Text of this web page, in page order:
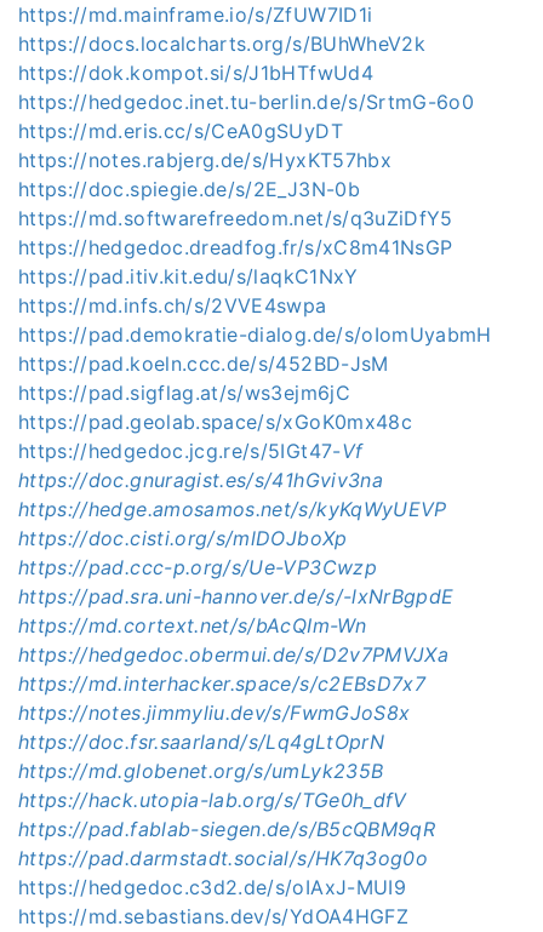
https://md.mainframe.io/s/ZfUW7ID1i
https://docs.localcharts.org/s/BUhWheV2k
https://dok.kompot.si/s/J1bHTfwUd4
https://hedgedoc.inet.tu-berlin.de/s/SrtmG-6o0
https://md.eris.cc/s/CeA0gSUyDT
https://notes.rabjerg.de/s/HyxKT57hbx
https://doc.spiegie.de/s/2E_J3N-0b
https://md.softwarefreedom.net/s/q3uZiDfY5
https://hedgedoc.dreadfog.fr/s/xC8m41NsGP
https://pad.itiv.kit.edu/s/laqkC1NxY
https://md.infs.ch/s/2VVE4swpa
https://pad.demokratie-dialog.de/s/oIomUyabmH
https://pad.koeln.ccc.de/s/452BD-JsM
https://pad.sigflag.at/s/ws3ejm6jC
https://pad.geolab.space/s/xGoK0mx48c
https://hedgedoc.jcg.re/s/5IGt47-Vf
https://doc.gnuragist.es/s/41hGviv3na
https://hedge.amosamos.net/s/kyKqWyUEVP
https://doc.cisti.org/s/mlDOJboXp
https://pad.ccc-p.org/s/Ue-VP3Cwzp
https://pad.sra.uni-hannover.de/s/-lxNrBgpdE
https://md.cortext.net/s/bAcQIm-Wn
https://hedgedoc.obermui.de/s/D2v7PMVJXa
https://md.interhacker.space/s/c2EBsD7x7
https://notes.jimmyliu.dev/s/FwmGJoS8x
https://doc.fsr.saarland/s/Lq4gLtOprN
https://md.globenet.org/s/umLyk235B
https://hack.utopia-lab.org/s/TGe0h_dfV
https://pad.fablab-siegen.de/s/B5cQBM9qR
https://pad.darmstadt.social/s/HK7q3og0o
https://hedgedoc.c3d2.de/s/oIAxJ-MUI9
https://md.sebastians.dev/s/YdOA4HGFZ